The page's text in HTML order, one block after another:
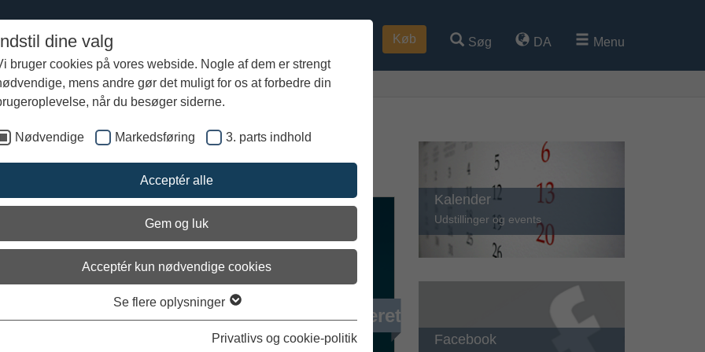
dine valg
bruger cookies på vores webside. Nogle af dem er strengt
mens andre gør det muligt for os at forbedre din
når du besøger siderne.
Nødvendige Markedsføring 3. parts indhold
Acceptér alle
Gem og luk
Acceptér kun nødvendige cookies
Se flere oplysninger
Privatlivs og cookie-politik
Køb Søg DA Menu
Vikingeskibsmuseet
Arkiveret
på Vikingeskibsmuseet: Det
Skibsvrag
Kalender
Udstillinger og events
Facebook